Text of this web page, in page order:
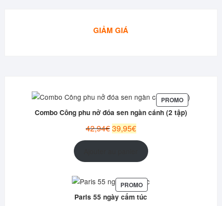
GIẢM GIÁ
PROMOPRODUIT
EN
PROMOTION
Combo Công phu nở đóa sen ngàn cánh (2 tập)
42,94€ Le
prix
était :
39,95€Le
prix
actuel
est :
PROMOPRODUIT
EN
Paris 55 ngày cấm túc